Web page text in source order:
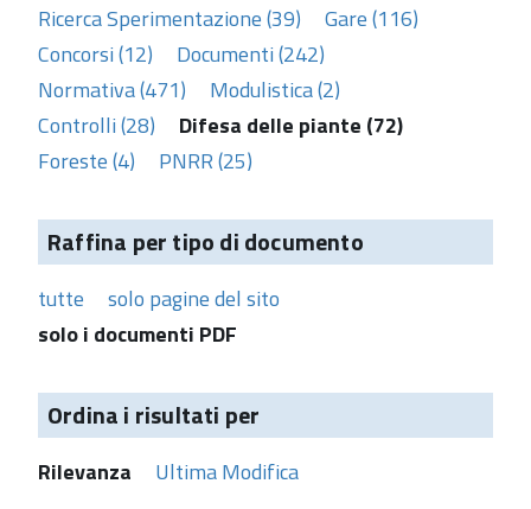
Ricerca Sperimentazione (39)
Gare (116)
Concorsi (12)
Documenti (242)
Normativa (471)
Modulistica (2)
Controlli (28)
Difesa delle piante (72)
Foreste (4)
PNRR (25)
Raffina per tipo di documento
tutte
solo pagine del sito
solo i documenti PDF
Ordina i risultati per
Rilevanza Ultima Modifica